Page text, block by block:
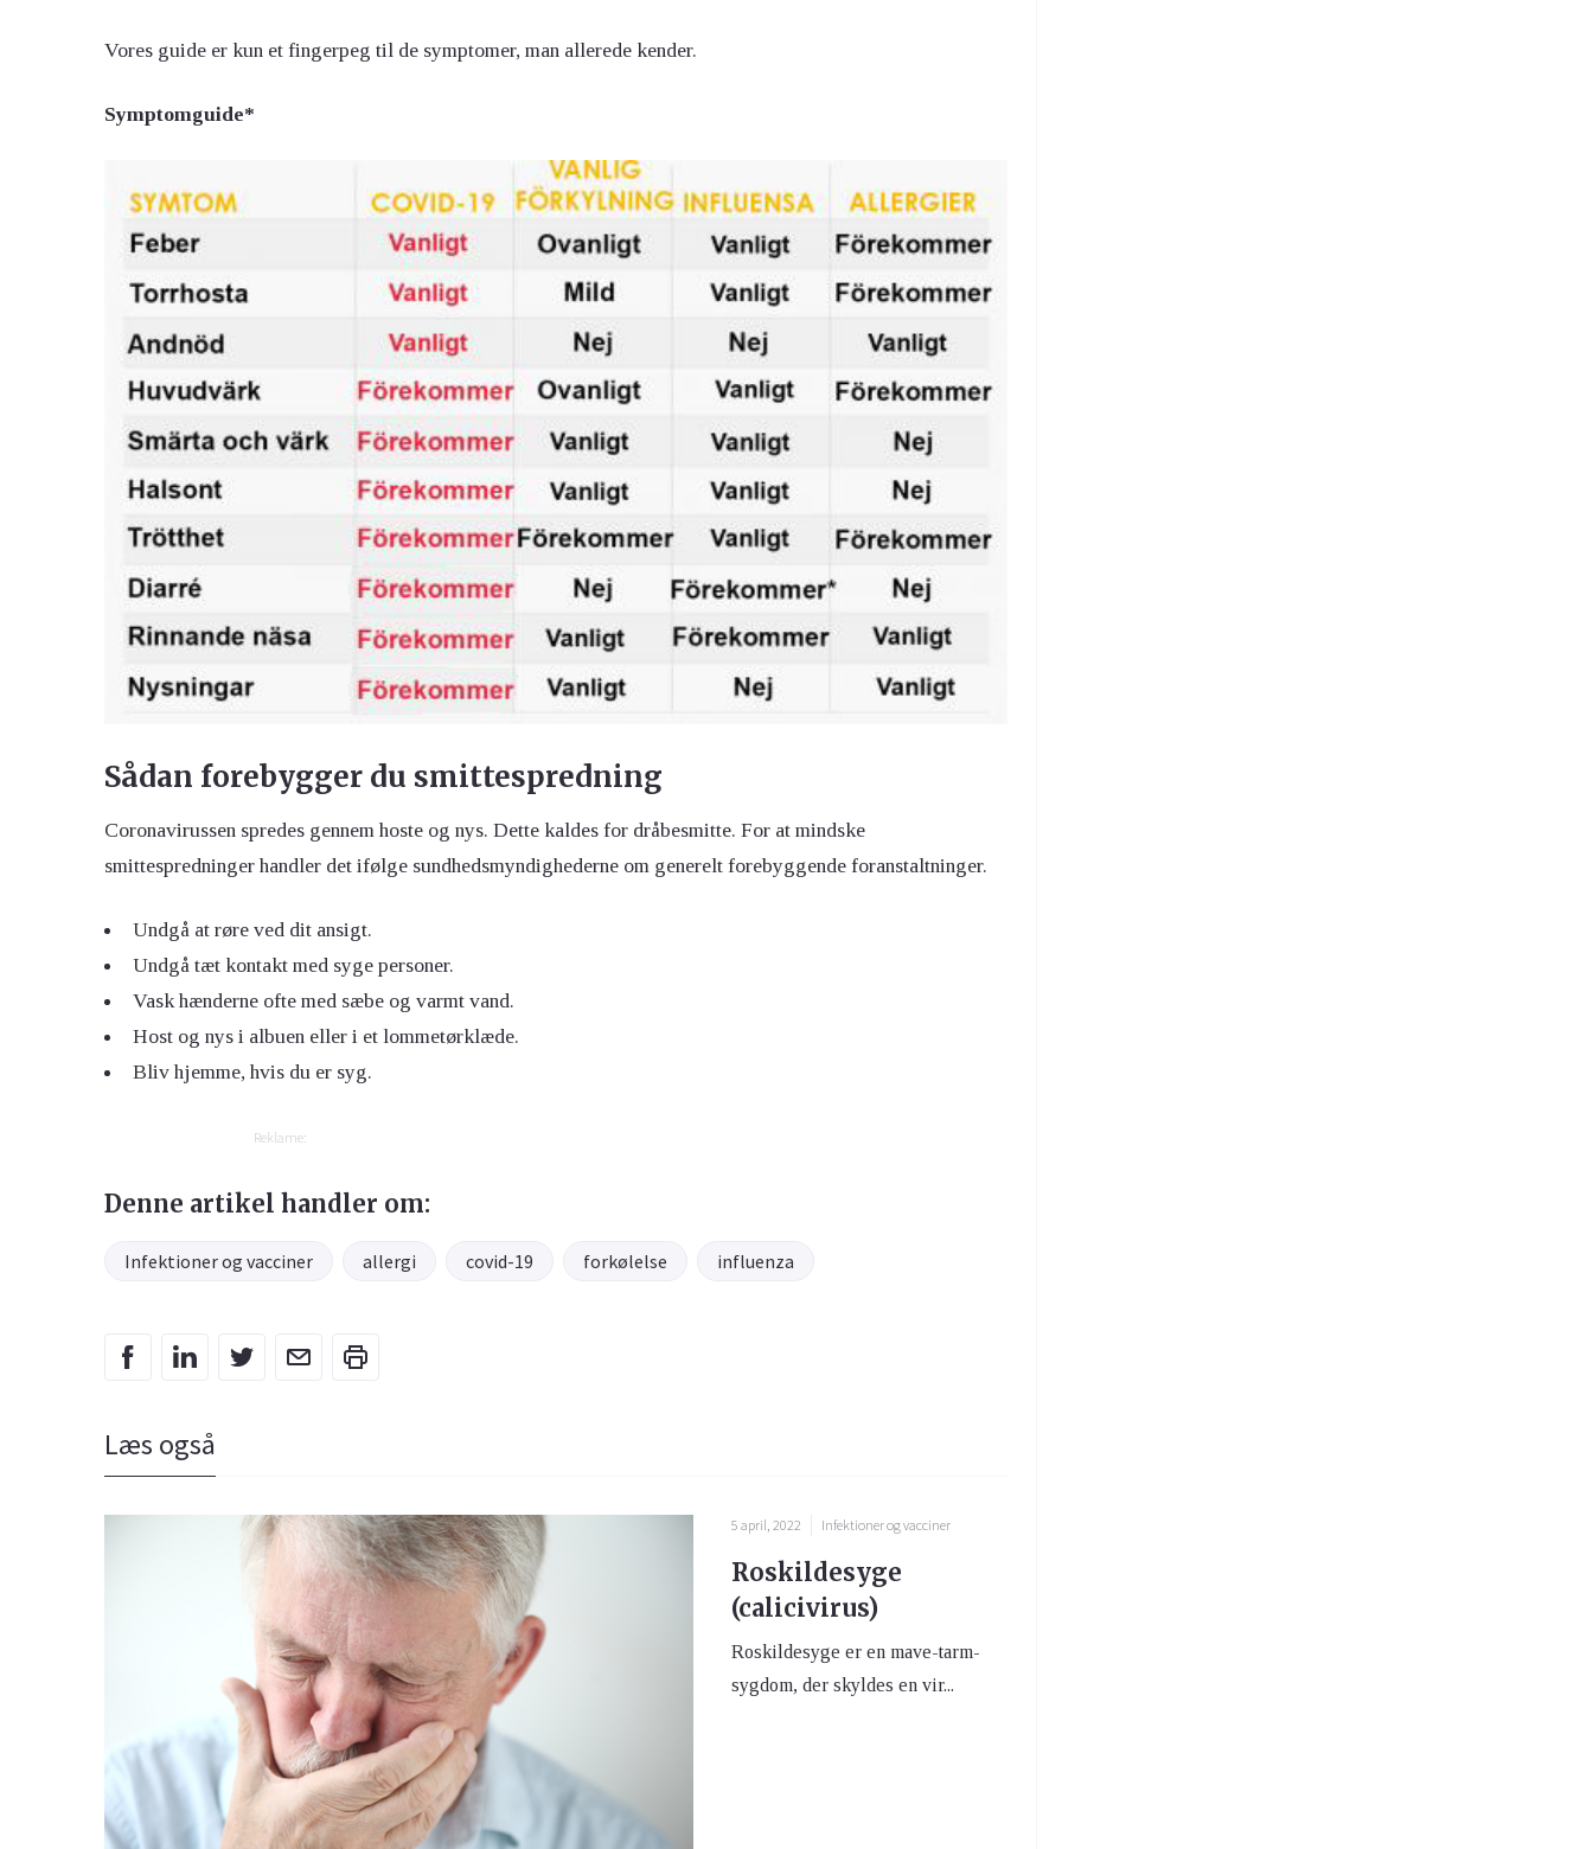
Vores guide er kun et fingerpeg til de symptomer, man allerede kender.
Symptomguide*
Sådan forebygger du smittespredning
Coronavirussen spredes gennem hoste og nys. Dette kaldes for dråbesmitte. For at mindske
smittespredninger handler det ifølge sundhedsmyndighederne om generelt forebyggende foranstaltninger.
Undgå at røre ved dit ansigt.
Undgå tæt kontakt med syge personer.
Vask hænderne ofte med sæbe og varmt vand.
Host og nys i albuen eller i et lommetørklæde.
Bliv hjemme, hvis du er syg.
Reklame:
Denne artikel handler om:
Infektioner og vacciner allergi covid-19 forkølelse influenza
Læs også
5 april, 2022 Infektioner og vacciner
Roskildesyge
(calicivirus)
Roskildesyge er en mave-tarm-
sygdom, der skyldes en vir...